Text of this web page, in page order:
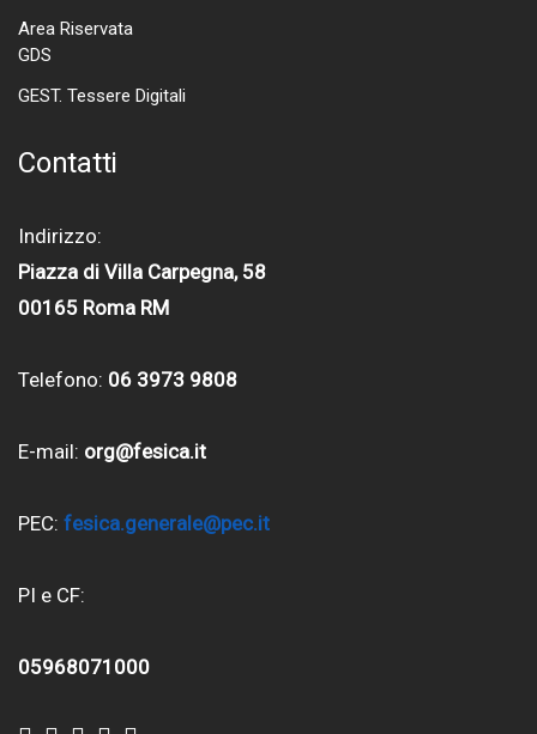
Area Riservata
GDS
GEST. Tessere Digitali
Contatti
Indirizzo:
Piazza di Villa Carpegna, 58
00165 Roma RM
Telefono: 06 3973 9808
E-mail: org@fesica.it
PEC: fesica.generale@pec.it
PI e CF:
05968071000